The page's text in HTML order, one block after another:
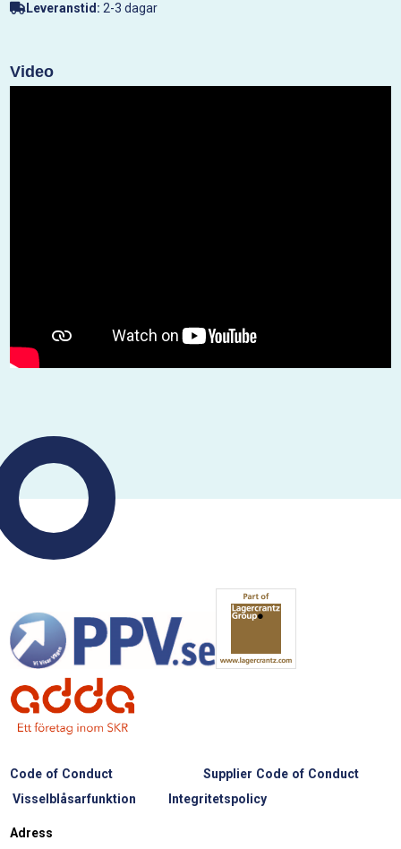
Leveranstid: 2-3 dagar
Video
Code of Conduct
Supplier Code of Conduct
Visselblåsarfunktion
Integritetspolicy
Adress